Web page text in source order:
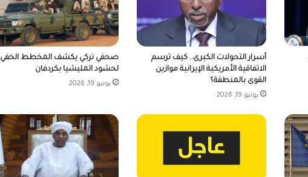
أسرار التحولات الكبرى.. كيف ترسم
الاتفاقية الأمريكية الإيرانية موازين
القوى بالمنطقة؟
يونيو 19, 2026
صحفي تركي يكشف المخطط الخفي
لحشود المليشيا بكردفان
يونيو 19, 2026